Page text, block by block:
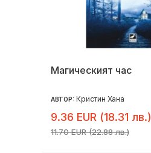
Магическият час
АВТОР: Кристин Хана
9.36 EUR (18.31 лв.)
11.70 EUR (22.88 лв.)